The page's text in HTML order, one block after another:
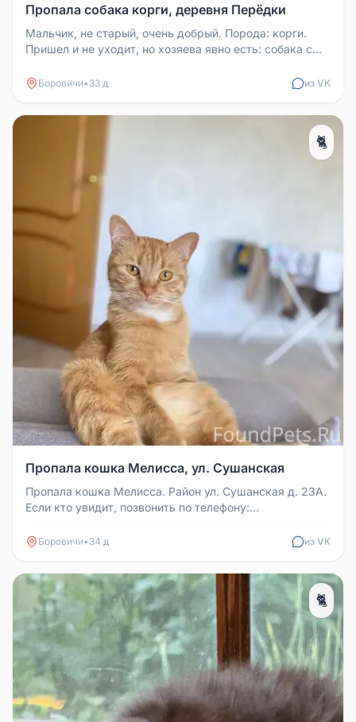
Пропала собака корги, деревня Перёдки
Мальчик, не старый, очень добрый. Порода: корги.
Пришел и не уходит, но хозяева явно есть: собака с
Боровичи• 33 д из VK
🐈
Пропала кошка Мелисса, ул. Сушанская
Пропала кошка Мелисса. Район ул. Сушанская д. 23А.
Если кто увидит, позвонить по телефону:
Боровичи• 34 д из VK
🐈